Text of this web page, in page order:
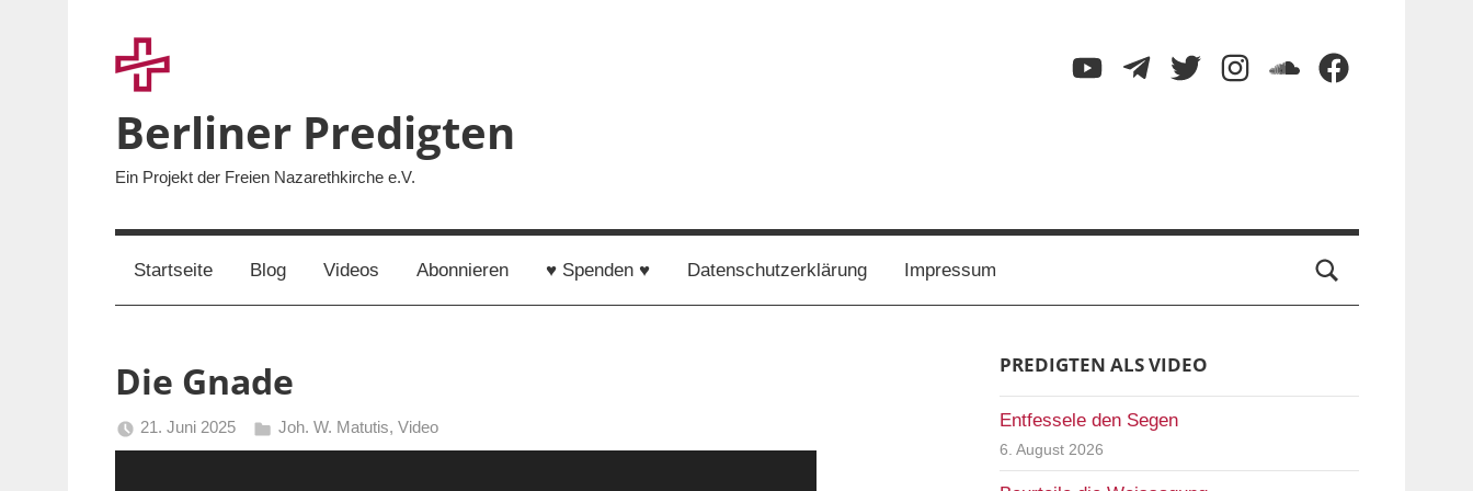
Berliner Predigten
Ein Projekt der Freien Nazarethkirche e.V.
YouTubeTelegramTwitterInstagramSoundCloud
Facebook
Startseite Blog Videos Abonnieren ♥ Spenden ♥ Datenschutzerklärung Impressum
Die Gnade
21. Juni 2025
Berliner
Joh. W. Matutis, Video
PREDIGTEN ALS VIDEO
Entfessele den Segen
6. August 2026